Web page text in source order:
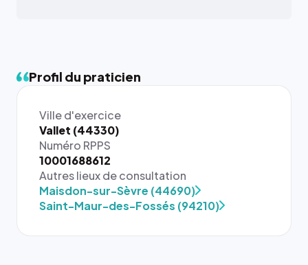
Profil du praticien
Ville d'exercice
Vallet (44330)
Numéro RPPS
10001688612
Autres lieux de consultation
Maisdon-sur-Sèvre (44690)
Saint-Maur-des-Fossés (94210)
{# 40×40
: la taille
rendue par
`.profile-